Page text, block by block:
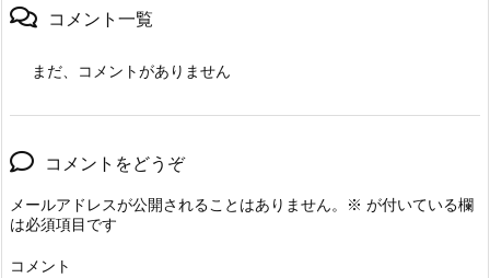
コメント一覧
まだ、コメントがありません
コメントをどうぞ
メールアドレスが公開されることはありません。 ※ が付いている欄
は必須項目です
コメント